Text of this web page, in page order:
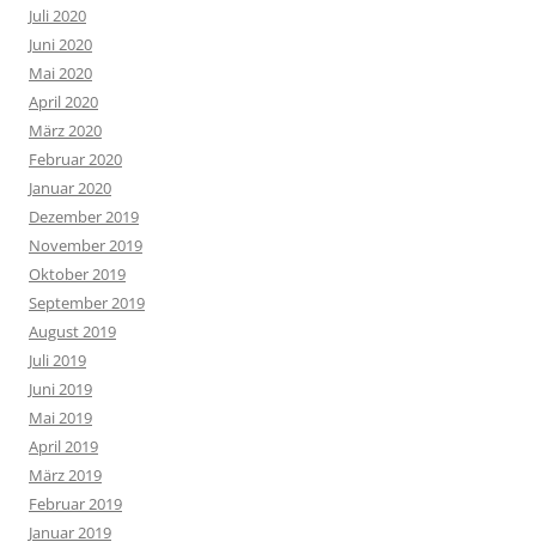
Juli 2020
Juni 2020
Mai 2020
April 2020
März 2020
Februar 2020
Januar 2020
Dezember 2019
November 2019
Oktober 2019
September 2019
August 2019
Juli 2019
Juni 2019
Mai 2019
April 2019
März 2019
Februar 2019
Januar 2019